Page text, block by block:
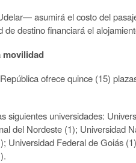
asumirá el costo del
destino financiará el
movilidad
ofrece quince (15)
siguientes universidades:
del Nordeste (1); Universidad
Universidad Federal de Goiás